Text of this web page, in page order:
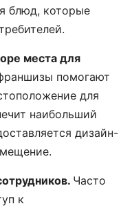
блюд, которые
места для
помогают
для
наибольший
дизайн-
Часто
к